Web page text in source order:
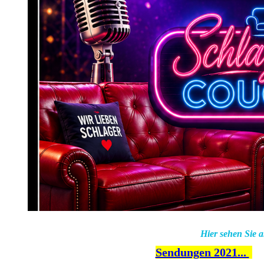
Das Studio
Presseberichte über
uns
Gäste auf der
Schlagercouch
Hier sehen Sie
Sendungen 2021...